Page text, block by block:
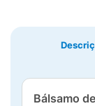
Bálsamo